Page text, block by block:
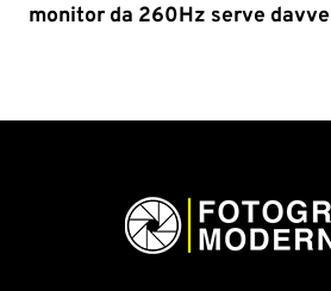
monitor da 260Hz serve